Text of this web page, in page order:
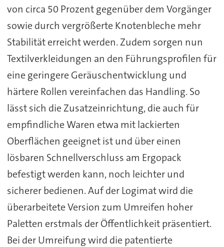
von circa 50 Prozent gegenüber dem Vorgänger
sowie durch vergrößerte Knotenbleche mehr
Stabilität erreicht werden. Zudem sorgen nun
Textilverkleidungen an den Führungsprofilen für
eine geringere Geräuschentwicklung und
härtere Rollen vereinfachen das Handling. So
lässt sich die Zusatzeinrichtung, die auch für
empfindliche Waren etwa mit lackierten
Oberflächen geeignet ist und über einen
lösbaren Schnellverschluss am Ergopack
befestigt werden kann, noch leichter und
sicherer bedienen. Auf der Logimat wird die
überarbeitete Version zum Umreifen hoher
Paletten erstmals der Öffentlichkeit präsentiert.
Bei der Umreifung wird die patentierte